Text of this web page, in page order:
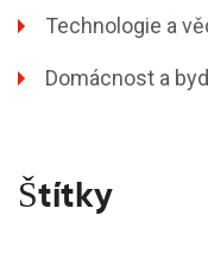
Technologie a
Domácnost a
Štítky